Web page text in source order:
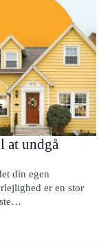
at undgå
din egen
er en stor